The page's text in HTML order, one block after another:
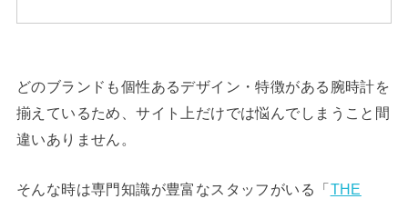
どのブランドも個性あるデザイン・特徴がある腕時計を
揃えているため、サイト上だけでは悩んでしまうこと間
違いありません。
そんな時は専門知識が豊富なスタッフがいる「 THE